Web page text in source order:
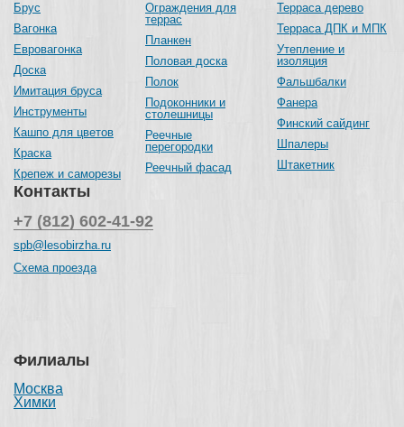
Брус
Вагонка
Евровагонка
Доска
Имитация бруса
Инструменты
Кашпо для цветов
Краска
Крепеж и саморезы
Ограждения для
террас
Планкен
Половая доска
Полок
Подоконники и
столешницы
Реечные
перегородки
Реечный фасад
Терраса дерево
Терраса ДПК и МПК
Утепление и
изоляция
Фальшбалки
Фанера
Финский сайдинг
Шпалеры
Штакетник
Контакты
+7 (812) 602-41-92
spb@lesobirzha.ru
Схема проезда
Филиалы
Москва
Химки